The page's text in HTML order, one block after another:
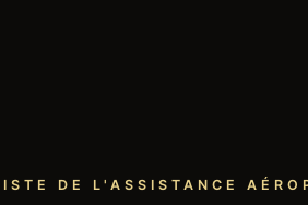
DE L'ASSISTANCE